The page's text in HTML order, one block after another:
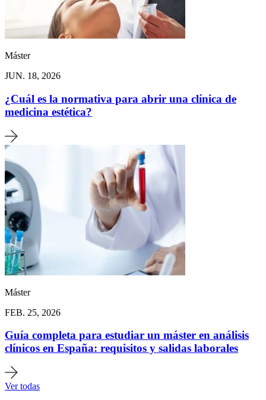
Máster
JUN. 18, 2026
¿Cuál es la normativa para abrir una clínica de
medicina estética?
Máster
FEB. 25, 2026
Guía completa para estudiar un máster en análisis
clínicos en España: requisitos y salidas laborales
Ver todas